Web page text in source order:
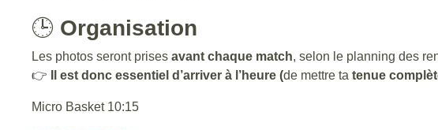
🕒 Organisation
Les photos seront prises avant chaque match, selon le planning des
👉
Il est donc essentiel d’arriver à l’heure (de mettre ta tenue
Micro Basket 10:15